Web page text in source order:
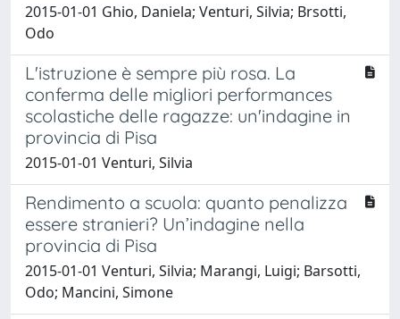
2015-01-01 Ghio, Daniela; Venturi, Silvia; Brsotti,
Odo
L'istruzione è sempre più rosa. La
conferma delle migliori performances
scolastiche delle ragazze: un'indagine in
provincia di Pisa
2015-01-01 Venturi, Silvia
Rendimento a scuola: quanto penalizza
essere stranieri? Un’indagine nella
provincia di Pisa
2015-01-01 Venturi, Silvia; Marangi, Luigi; Barsotti,
Odo; Mancini, Simone